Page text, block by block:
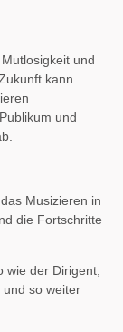
und
kann
und
Musizieren in
die Fortschritte
wie der Dirigent,
so weiter